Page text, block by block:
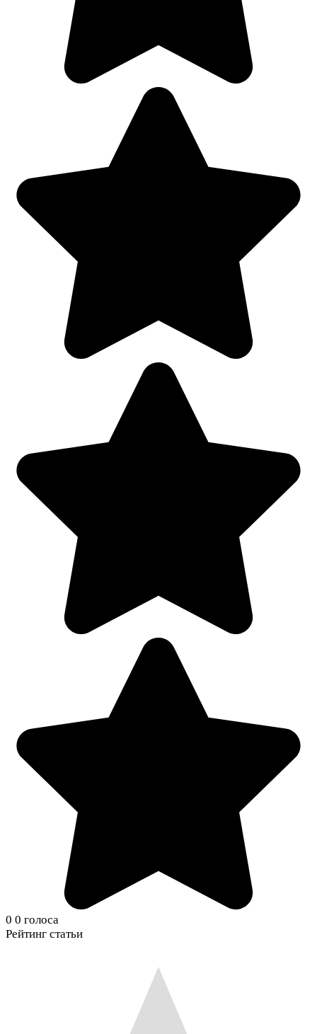
0 0 голоса
Рейтинг статьи